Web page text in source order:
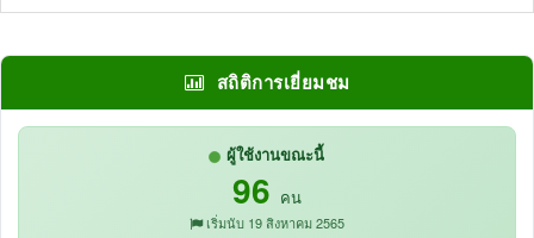
สถิติการเยี่ยมชม
ผู้ใช้งานขณะนี้
96 คน
เริ่มนับ 19 สิงหาคม 2565